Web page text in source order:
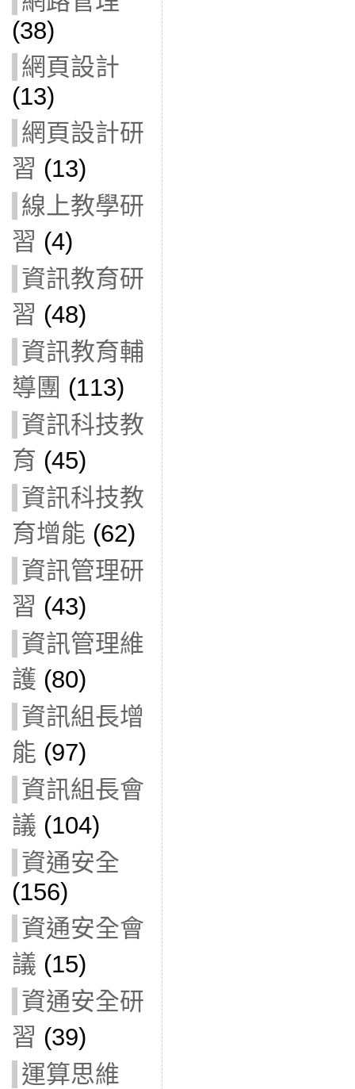
(38)
網頁設計
(13)
網頁設計研
習 (13)
線上教學研
習 (4)
資訊教育研
習 (48)
資訊教育輔
導團 (113)
資訊科技教
育 (45)
資訊科技教
育增能 (62)
資訊管理研
習 (43)
資訊管理維
護 (80)
資訊組長增
能 (97)
資訊組長會
議 (104)
資通安全
(156)
資通安全會
議 (15)
資通安全研
習 (39)
運算思維